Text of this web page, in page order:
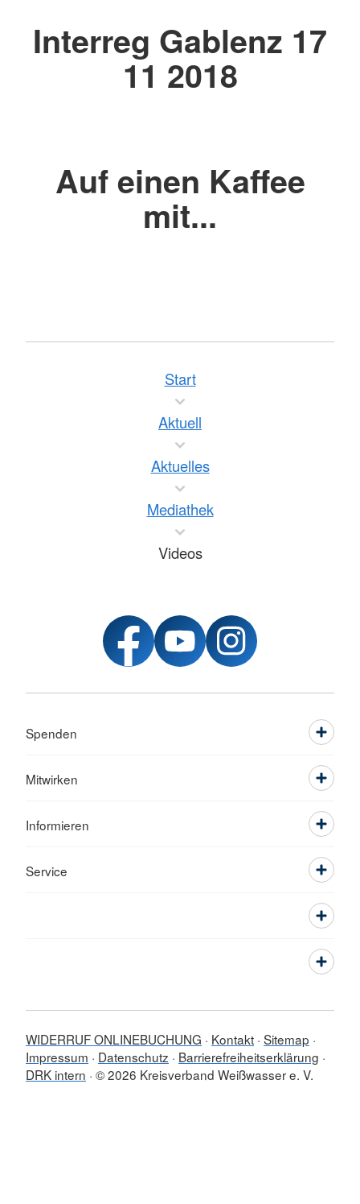
Interreg Gablenz 17
11 2018
Auf einen Kaffee
mit...
Start
Aktuell
Aktuelles
Mediathek
Videos
Spenden
Mitwirken
Informieren
Service
WIDERRUF ONLINEBUCHUNG Kontakt Sitemap
Impressum
Datenschutz
Barrierefreiheitserklärung
DRK intern © 2026 Kreisverband Weißwasser e. V.